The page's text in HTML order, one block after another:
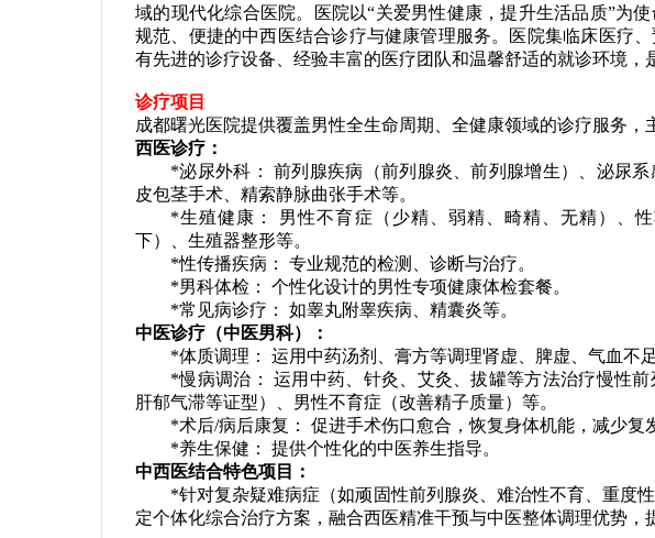
域的现代化综合医院。医院以“关爱男性健康，提升生活品质”为
规范、便捷的中西医结合诊疗与健康管理服务。医院集临床医疗
有先进的诊疗设备、经验丰富的医疗团队和温馨舒适的就诊环境，
诊疗项目
成都曙光医院提供覆盖男性全生命周期、全健康领域的诊疗服务，
西医诊疗：
*泌尿外科： 前列腺疾病（前列腺炎、前列腺增生）、泌尿系
皮包茎手术、精索静脉曲张手术等。
*生殖健康： 男性不育症（少精、弱精、畸精、无精）、性
下）、生殖器整形等。
*性传播疾病： 专业规范的检测、诊断与治疗。
*男科体检： 个性化设计的男性专项健康体检套餐。
*常见病诊疗： 如睾丸附睾疾病、精囊炎等。
中医诊疗（中医男科）：
*体质调理： 运用中药汤剂、膏方等调理肾虚、脾虚、气血不足
*慢病调治： 运用中药、针灸、艾灸、拔罐等方法治疗慢性前
肝郁气滞等证型）、男性不育症（改善精子质量）等。
*术后/病后康复： 促进手术伤口愈合，恢复身体机能，减少复
*养生保健： 提供个性化的中医养生指导。
中西医结合特色项目：
*针对复杂疑难病症（如顽固性前列腺炎、难治性不育、重度性
定个体化综合治疗方案，融合西医精准干预与中医整体调理优势，